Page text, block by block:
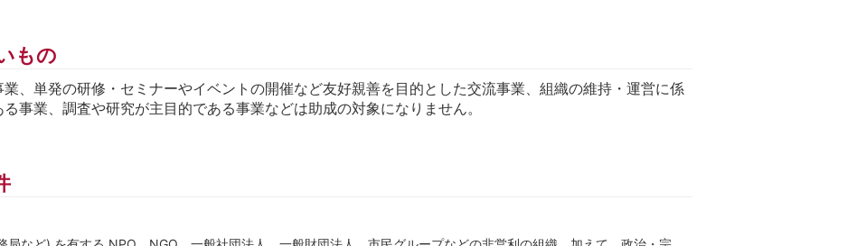
もの
、単発の研修・セミナーやイベントの開催など友好親善を目的とした交流事業、組織の維持・運営に係
事業、調査や研究が主目的である事業などは助成の対象になりません。